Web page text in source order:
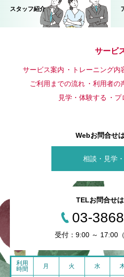
スタッフ紹介
サービ
サービス案内 トレーニング内
ご利用までの流れ
利用者の
見学・体験する
プ
Webお問合せ
相談・見学
TELお問合せ
03-
受付：9:00 ～ 17:00
利用
時間
月 火 水